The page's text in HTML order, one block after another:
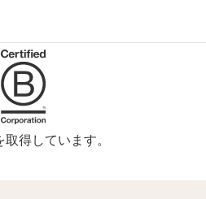
得しています。